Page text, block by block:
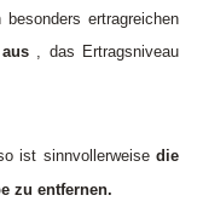
besonders ertragreichen
, das Ertragsniveau
ist sinnvollerweise die
zu entfernen.